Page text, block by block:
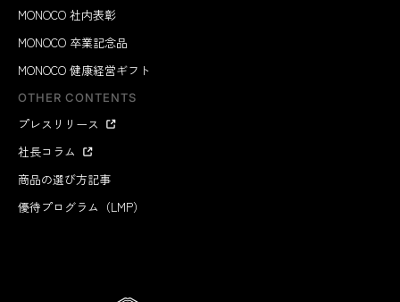
MONOCO 社内表彰
MONOCO 卒業記念品
MONOCO 健康経営ギフト
OTHER CONTENTS
プレスリリース
社長コラム
商品の選び方記事
優待プログラム（LMP）